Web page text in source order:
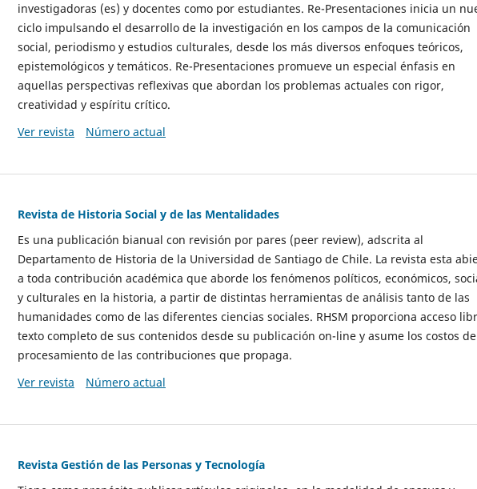
investigadoras (es) y docentes como por estudiantes. Re-Presentaciones inicia un
ciclo impulsando el desarrollo de la investigación en los campos de la comunicación
social, periodismo y estudios culturales, desde los más diversos enfoques teóricos,
epistemológicos y temáticos. Re-Presentaciones promueve un especial énfasis en
aquellas perspectivas reflexivas que abordan los problemas actuales con rigor,
creatividad y espíritu crítico.
Ver revista
Número actual
Revista de Historia Social y de las Mentalidades
Es una publicación bianual con revisión por pares (peer review), adscrita al
Departamento de Historia de la Universidad de Santiago de Chile. La revista esta
a toda contribución académica que aborde los fenómenos políticos, económicos,
y culturales en la historia, a partir de distintas herramientas de análisis tanto de las
humanidades como de las diferentes ciencias sociales. RHSM proporciona acceso
texto completo de sus contenidos desde su publicación on-line y asume los costos de
procesamiento de las contribuciones que propaga.
Ver revista
Número actual
Revista Gestión de las Personas y Tecnología